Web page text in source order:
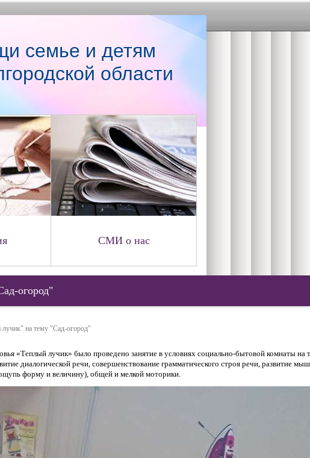
семье и детям
области
СМИ о нас
огород"
лучик" на тему "Сад-огород"
«Теплый лучик» было проведено занятие в условиях социально-бытовой комнаты на
диалогической речи, совершенствование грамматического строя речи, развитие
форму и величину), общей и мелкой моторики.